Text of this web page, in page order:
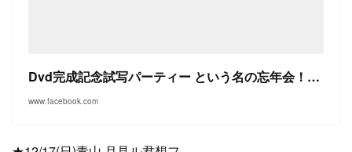
Dvd完成記念試写パーティー という名の忘年会！！！豊橋
www.facebook.com